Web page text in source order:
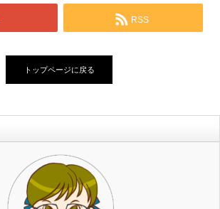
RSS
トップページに戻る